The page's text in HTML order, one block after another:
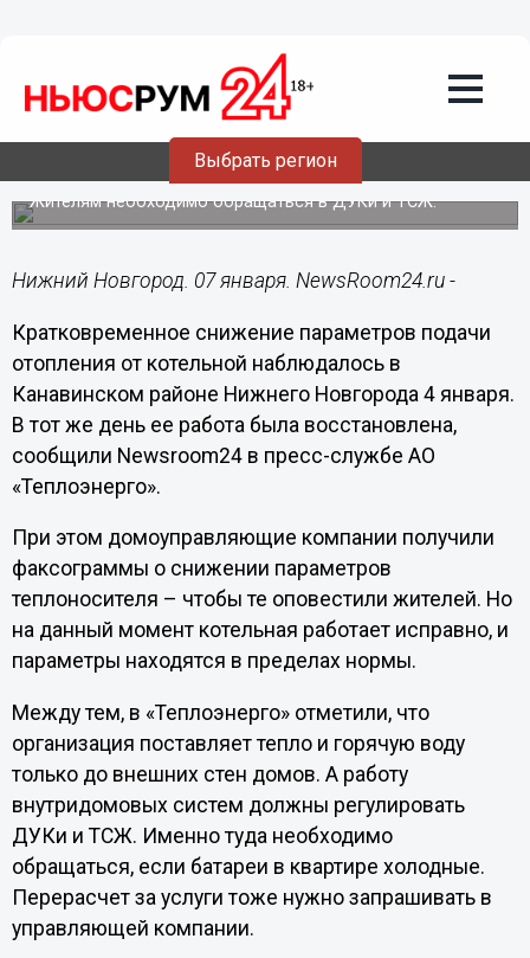
Выбрать регион
07.01.202421:46
Стала известна причина отсутствия
отопления в Канавинском районе
Жителям необходимо обращаться в ДУКи и ТСЖ.
Нижний Новгород. 07 января. NewsRoom24.ru -
Кратковременное снижение параметров подачи
отопления от котельной наблюдалось в
Канавинском районе Нижнего Новгорода 4 января.
В тот же день ее работа была восстановлена,
сообщили Newsroom24 в пресс-службе АО
«Теплоэнерго».
При этом домоуправляющие компании получили
факсограммы о снижении параметров
теплоносителя – чтобы те оповестили жителей. Но
на данный момент котельная работает исправно, и
параметры находятся в пределах нормы.
Между тем, в «Теплоэнерго» отметили, что
организация поставляет тепло и горячую воду
только до внешних стен домов. А работу
внутридомовых систем должны регулировать
ДУКи и ТСЖ. Именно туда необходимо
обращаться, если батареи в квартире холодные.
Перерасчет за услуги тоже нужно запрашивать в
управляющей компании.